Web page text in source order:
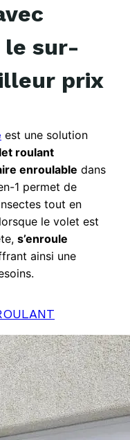
le sur-
prix
est une solution
roulant
enroulable dans
1 permet de
tout en
le volet est
s’enroule
ainsi une